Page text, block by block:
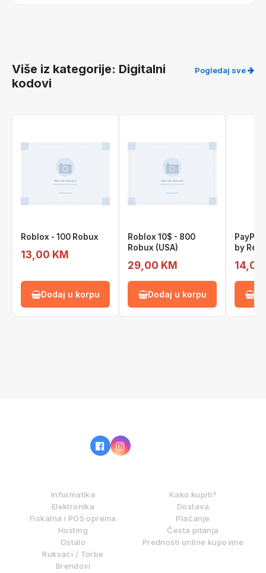
Više iz kategorije: Digitalni
kodovi
Pogledaj sve
Roblox - 100 Robux
13,00 KM
Dodaj u korpu
Roblox 10$ - 800
Robux (USA)
29,00 KM
Dodaj u korpu
PayPal
by
14,00
Informatika
Elektronika
Fiskalna i POS oprema
Hosting
Ostalo
Ruksaci / Torbe
Brendovi
Kako kupiti?
Dostava
Plaćanje
Česta pitanja
Prednosti online kupovine